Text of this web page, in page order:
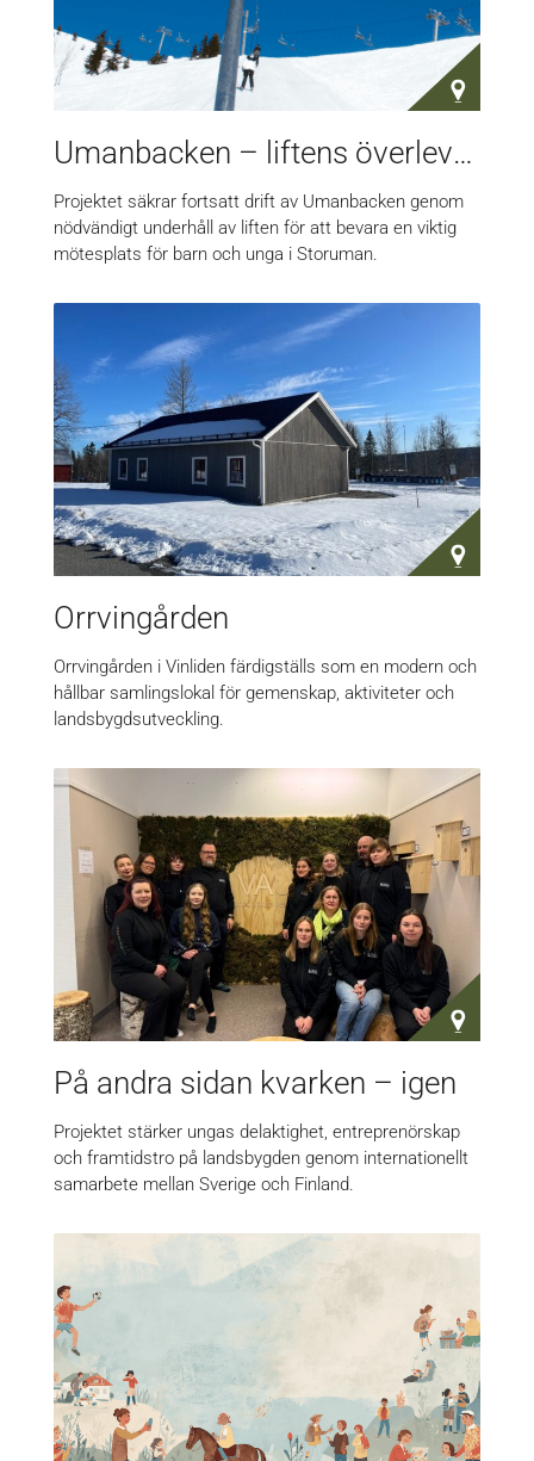
Umanbacken – liftens överlevnad
Projektet säkrar fortsatt drift av Umanbacken genom
nödvändigt underhåll av liften för att bevara en viktig
mötesplats för barn och unga i Storuman.
Orrvingården
Orrvingården i Vinliden färdigställs som en modern och
hållbar samlingslokal för gemenskap, aktiviteter och
landsbygdsutveckling.
På andra sidan kvarken – igen
Projektet stärker ungas delaktighet, entreprenörskap
och framtidstro på landsbygden genom internationellt
samarbete mellan Sverige och Finland.